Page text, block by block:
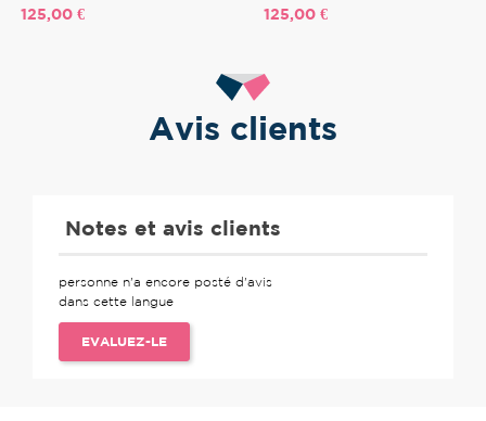
Prix
125,00 € Prix
125,00 €
Avis clients
Notes et avis clients
personne n'a encore posté d'avis
dans cette langue
EVALUEZ-LE